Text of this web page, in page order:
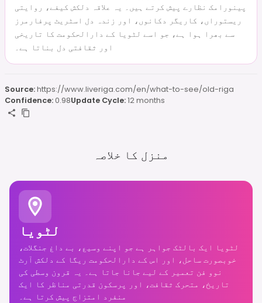
پینورامک نظارے پیش کرتے ہیں۔ یہ علاقہ دلکش کیفے، روایتی
ریستوراں، کاریگر دکانوں، اور زندہ دل اسٹریٹ پرفارمرز
سے بھرا ہوا ہے، جو اسے لٹویا کے دارالحکومت کا تاریخی
اور ثقافتی دل بناتا ہے۔
Source:https://www.liveriga.com/en/what-to-see/old-riga
Confidence:0.98Update Cycle:12 months
منزل کا خلاصہ
لٹویا
لٹویا ایک بالٹک جواہر ہے جو اپنے وسیع، بے داغ جنگلات،
خوبصورت ساحل، اور اس کے دارالحکومت ریگا کے دلکش آرٹ
نوو فن تعمیر کے لیے جانا جاتا ہے۔ یہ قرون وسطی کی
تاریخ، متحرک ثقافت، اور پرسکون قدرتی مناظر کا ایک
منفرد امتزاج پیش کرتا ہے۔